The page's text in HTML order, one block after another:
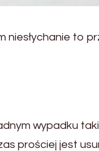
niesłychanie to
wypadku
prościej jest